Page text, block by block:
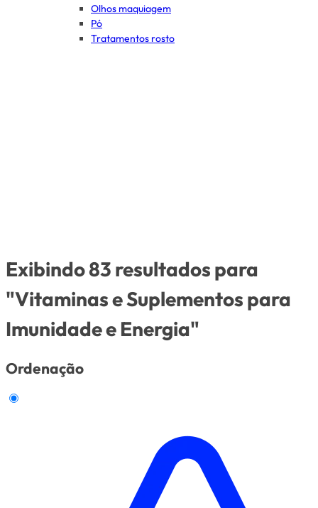
Olhos maquiagem
Pó
Tratamentos rosto
Exibindo 83 resultados para
"Vitaminas e Suplementos para
Imunidade e Energia"
Ordenação